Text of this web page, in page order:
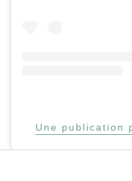
Une publication